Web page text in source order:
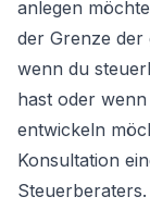
anlegen
der Grenze der
wenn du
hast oder
entwickeln
Konsultation